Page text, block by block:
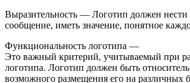
Выразительность — Логотип должен нести
сообщение, иметь значение, понятное
Функциональность логотипа —
Это важный критерий, учитываемый при
логотипа. Логотип должен быть
возможного размещения его на различных